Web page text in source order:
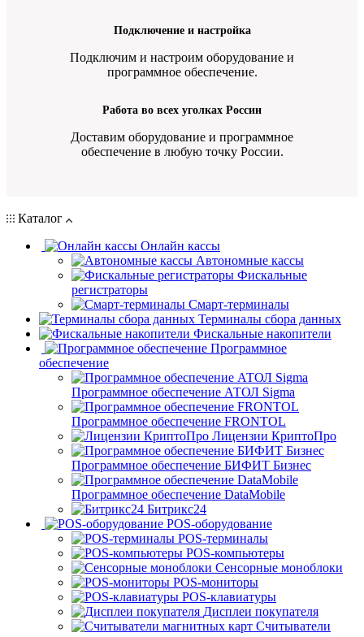
Подключение и настройка
Подключим и настроим оборудование и
программное обеспечение.
Работа во всех уголках России
Доставим оборудование и программное
обеспечение в любую точку России.
Каталог
Онлайн кассы
Автономные кассы
Фискальные
регистраторы
Смарт-терминалы
Терминалы сбора данных
Фискальные накопители
Программное
обеспечение
Программное обеспечение АТОЛ Sigma
Программное обеспечение FRONTOL
Лицензии КриптоПро
Программное обеспечение БИФИТ Бизнес
Программное обеспечение DataMobile
Битрикс24
POS-оборудование
POS-терминалы
POS-компьютеры
Сенсорные моноблоки
POS-мониторы
POS-клавиатуры
Дисплеи покупателя
Считыватели